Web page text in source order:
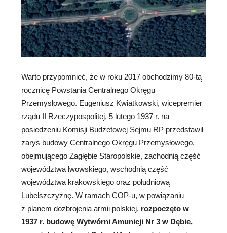
Warto przypomnieć, że w roku 2017 obchodzimy 80-tą
rocznicę Powstania Centralnego Okręgu
Przemysłowego. Eugeniusz Kwiatkowski, wicepremier
rządu II Rzeczypospolitej, 5 lutego 1937 r. na
posiedzeniu Komisji Budżetowej Sejmu RP przedstawił
zarys budowy Centralnego Okręgu Przemysłowego,
obejmującego Zagłębie Staropolskie, zachodnią część
województwa lwowskiego, wschodnią część
województwa krakowskiego oraz południową
Lubelszczyznę. W ramach COP-u, w powiązaniu
z planem dozbrojenia armii polskiej, rozpoczęto w
1937 r. budowę Wytwórni Amunicji Nr 3 w Dębie,